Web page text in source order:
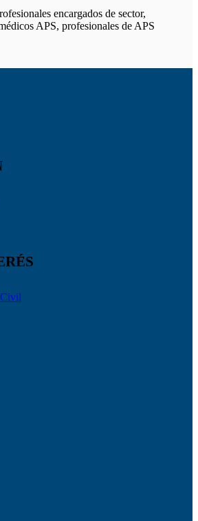
encargados de sector,
APS, profesionales de APS